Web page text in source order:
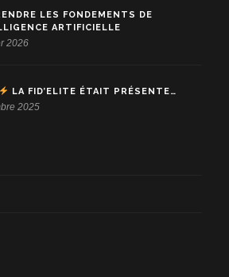
LES FONDEMENTS DE
ARTIFICIELLE
2026
LA FID’ELITE ÉTAIT PRÉSENTE…
2025